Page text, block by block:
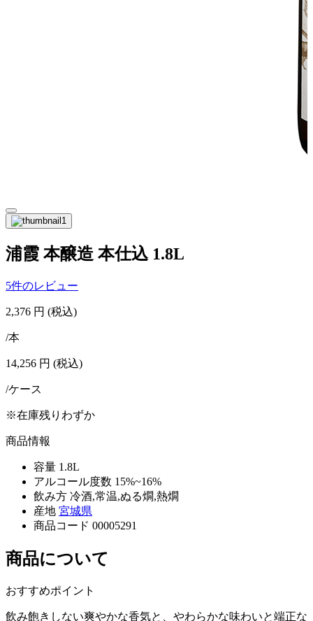
浦霞 本醸造 本仕込 1.8L
5件のレビュー
2,376 円 (税込)
/本
14,256 円 (税込)
/ケース
※在庫残りわずか
商品情報
容量 1.8L
アルコール度数 15%~16%
飲み方 冷酒,常温,ぬる燗,熱燗
産地 宮城県
商品コード 00005291
商品について
おすすめポイント
飲み飽きしない爽やかな香気と、やわらかな味わいと端正な